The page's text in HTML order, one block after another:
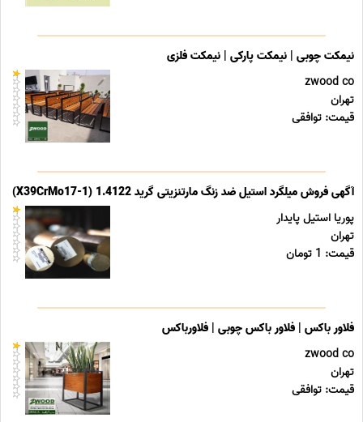
نیمکت چوبی | نیمکت پارکی | نیمکت فلزی
zwood co
تهران
قیمت: توافقی
آگهی فروش میلگرد استیل ضد زنگ مارتنزیتی گرید 1.4122 (X39CrMo17-1)
پوریا استیل پایدار
تهران
قیمت: 1 تومان
فلاور باکس | فلاور باکس چوبی | فلاورباکس
zwood co
تهران
قیمت: توافقی